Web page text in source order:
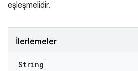
eşleşmelidir.
İlerlemeler
String